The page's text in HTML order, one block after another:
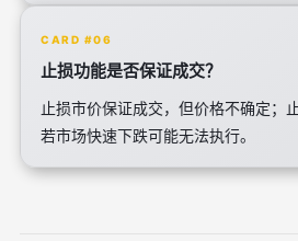
CARD #06
止损功能是否保证成交？
止损市价保证成交，但价格不确定；
若市场快速下跌可能无法执行。